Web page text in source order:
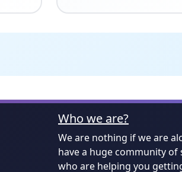
Who we are?
We are nothing if we are
have a huge community of
who are helping you